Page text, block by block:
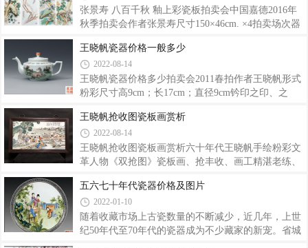
从景德镇“珠山八友”之一的著名画家刘雨岑先生
其作品多次在国内获奖，其作品还先后在美国、印
尼、新加坡、香港、澳门等国家和地区展出，受到陶
平。1928年 得到景德镇花鸟瓷画名家、“珠山八友”之
一的程意亭先生启蒙，学画、识字。1936年 进入浮梁
陶瓷职业学校学习，又深受程意亭教诲。
张景寿 八百千秋 釉上彩瓷板拍卖会中国嘉德2016年
秋季拍卖会作者张景寿尺寸150×46cm. ×4拍卖场次器
王晓帆瓷器价格一般多少
2022-08-14
王晓帆瓷器价格多少拍卖会2011春拍作者王晓帆形式
粉彩尺寸高9cm；长17cm；直径9cm钤印之印、之
家趣，笑看江心取水来，桃源渔者书，姚培基绘。桃
源王逸之作。著录出版：《谦益堂藏瓷》P275原件，
熊中发、熊中荣、熊中富主编，江西美术出版社出
版，2005年9月。王晓帆（1918-1963）陶瓷美术鉴评
陶瓷艺术家王大凡先生。王晓帆自幼学画，禀承家
传。民国时期与汪小亭、石宇初、陆云山、邓碧孙、
魏墉生、徐天梅、李明亮等共称“珠山小八友”， 擅
王晓帆抢收图瓷板画赏析
2022-08-14
王晓帆抢收图瓷板画赏析六十年代王晓帆手绘粉彩文
革人物《双抢图》瓷板画、抢丰收、画工精湛老练、
53cmcm长90cm。
五六七十年代瓷器价格及图片
2022-01-10
随着收藏市场上古瓷数量的不断减少，近几年，上世
纪50年代至70年代的瓷器成为不少藏家的新宠。省城